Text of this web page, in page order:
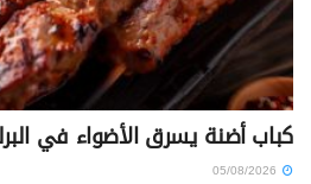
كباب أضنة يسرق الأضواء في